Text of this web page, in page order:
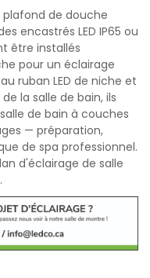
plafond de douche
encastrés LED IP65 ou
être installés
pour un éclairage
ruban LED de niche et
la salle de bain, ils
de bain à couches
— préparation,
de spa professionnel.
d'éclairage de salle